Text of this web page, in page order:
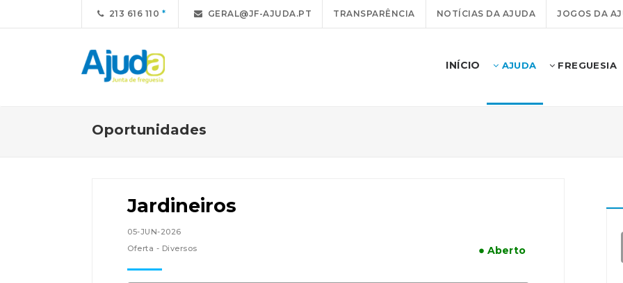
213 616 110 GERAL@JF-AJUDA.PT TRANSPARÊNCIA NOTÍCIAS DA AJUDA JOGOS DA
INÍCIO AJUDA FREGUESIA
Oportunidades
Jardineiros
05-JUN-2026
Oferta - Diversos
● Aberto